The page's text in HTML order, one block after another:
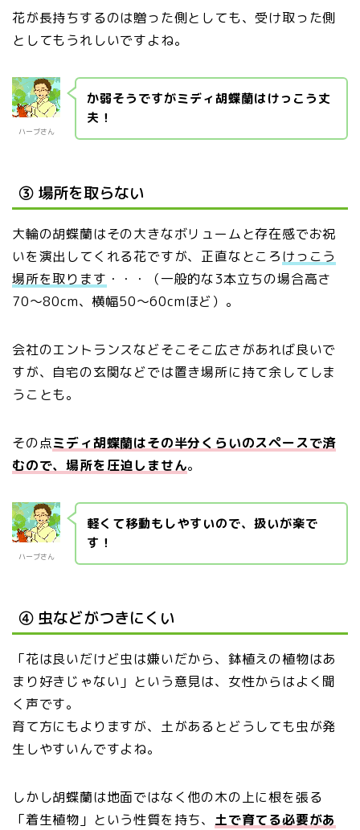
花が長持ちするのは贈った側としても、受け取った側
としてもうれしいですよね。
ハーブさん
か弱そうですがミディ胡蝶蘭はけっこう丈
夫！
③ 場所を取らない
大輪の胡蝶蘭はその大きなボリュームと存在感でお祝
いを演出してくれる花ですが、正直なところけっこう
場所を取ります ・・・（一般的な3本立ちの場合高さ
70～80cm、横幅50～60cmほど）。
会社のエントランスなどそこそこ広さがあれば良いで
すが、自宅の玄関などでは置き場所に持て余してしま
うことも。
その点ミディ胡蝶蘭はその半分くらいのスペースで済
むので、場所を圧迫しません。
ハーブさん
軽くて移動もしやすいので、扱いが楽で
す！
④ 虫などがつきにくい
「花は良いだけど虫は嫌いだから、鉢植えの植物はあ
まり好きじゃない」という意見は、女性からはよく聞
く声です。
育て方にもよりますが、土があるとどうしても虫が発
生しやすいんですよね。
しかし胡蝶蘭は地面ではなく他の木の上に根を張る
「着生植物」という性質を持ち、 土で育てる必要があ